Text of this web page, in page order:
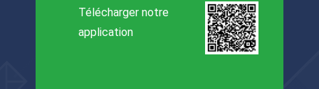
Télécharger notre
application